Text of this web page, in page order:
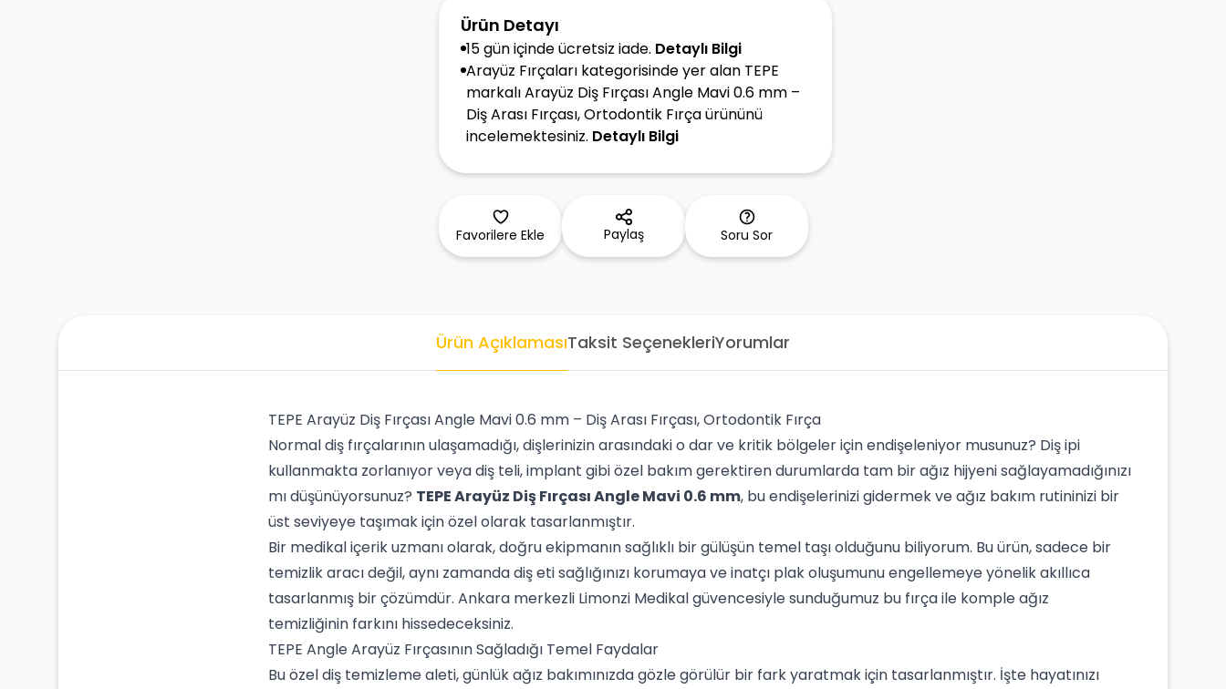
Ürün Detayı
15 gün içinde ücretsiz iade. Detaylı Bilgi
Arayüz Fırçaları kategorisinde yer alan TEPE
markalı Arayüz Diş Fırçası Angle Mavi 0.6 mm –
Diş Arası Fırçası, Ortodontik Fırça ürününü
incelemektesiniz. Detaylı Bilgi
Favorilere Ekle Paylaş Soru Sor
Ürün AçıklamasıTaksit SeçenekleriYorumlar
TEPE Arayüz Diş Fırçası Angle Mavi 0.6 mm – Diş Arası Fırçası, Ortodontik Fırça
Normal diş fırçalarının ulaşamadığı, dişlerinizin arasındaki o dar ve kritik bölgeler için endişeleniyor musunuz? Diş ipi
kullanmakta zorlanıyor veya diş teli, implant gibi özel bakım gerektiren durumlarda tam bir ağız hijyeni sağlayamadığınızı
mı düşünüyorsunuz? TEPE Arayüz Diş Fırçası Angle Mavi 0.6 mm, bu endişelerinizi gidermek ve ağız bakım rutininizi bir
üst seviyeye taşımak için özel olarak tasarlanmıştır.
Bir medikal içerik uzmanı olarak, doğru ekipmanın sağlıklı bir gülüşün temel taşı olduğunu biliyorum. Bu ürün, sadece bir
temizlik aracı değil, aynı zamanda diş eti sağlığınızı korumaya ve inatçı plak oluşumunu engellemeye yönelik akıllıca
tasarlanmış bir çözümdür. Ankara merkezli Limonzi Medikal güvencesiyle sunduğumuz bu fırça ile komple ağız
temizliğinin farkını hissedeceksiniz.
TEPE Angle Arayüz Fırçasının Sağladığı Temel Faydalar
Bu özel diş temizleme aleti, günlük ağız bakımınızda gözle görülür bir fark yaratmak için tasarlanmıştır. İşte hayatınızı